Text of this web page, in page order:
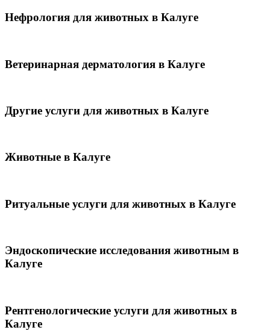
Нефрология для животных в Калуге
Ветеринарная дерматология в Калуге
Другие услуги для животных в Калуге
Животные в Калуге
Ритуальные услуги для животных в Калуге
Эндоскопические исследования животным в
Калуге
Рентгенологические услуги для животных в
Калуге